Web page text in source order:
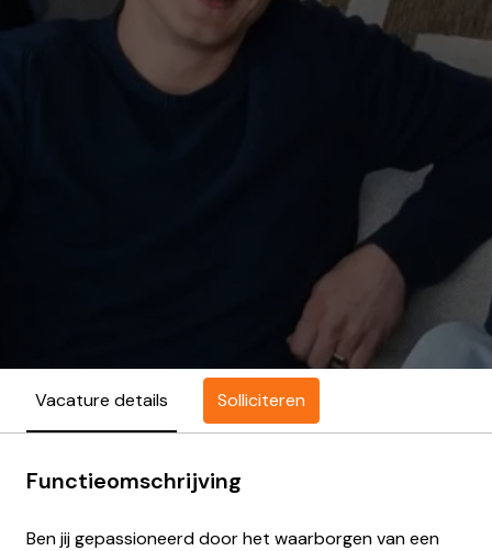
Vacature details Solliciteren
Functieomschrijving
Ben jij gepassioneerd door het waarborgen van een